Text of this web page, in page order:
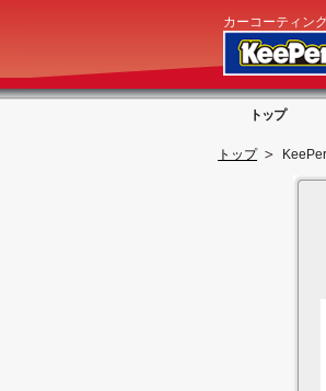
カーコーティン
トップ
トップ